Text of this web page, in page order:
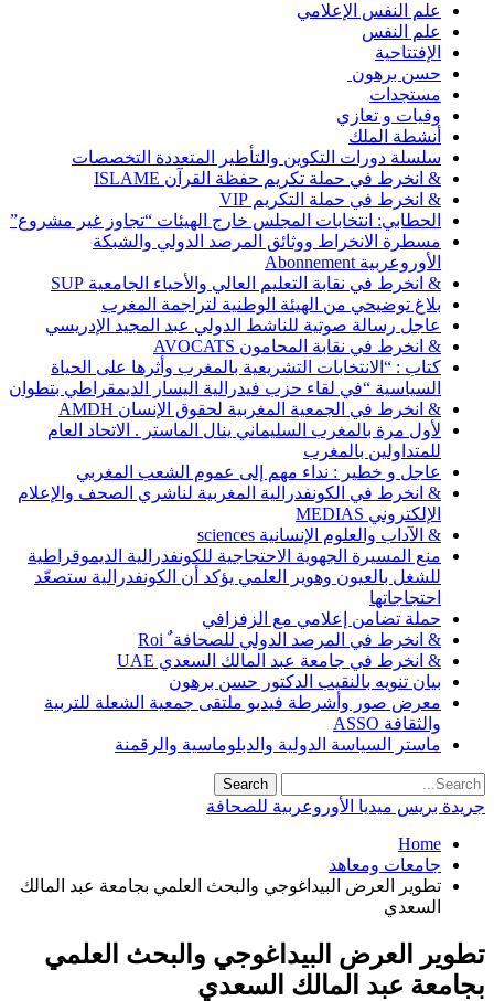
علم النفس الإعلامي
علم النفس
الإفتتاحية
حسن برهون
مستجدات
وفيات و تعازي
أنشطة الملك
سلسلة دورات التكوين والتأطير المتعددة التخصصات
& انخرط في حملة تكريم حفظة القرآن ISLAME
& انخرط في حملة التكريم VIP
الحطابي: انتخابات المجلس خارج الهيئات “تجاوز غير مشروع”
مسطرة الانخراط ووثائق المرصد الدولي والشبكة
الأوروعربية Abonnement
& انخرط في نقابة التعليم العالي والأحياء الجامعية SUP
بلاغ توضيحي من الهيئة الوطنية لتراجمة المغرب
عاجل رسالة صوتية للناشط الدولي عبد المجيد الإدريسي
& انخرط في نقابة المحامون AVOCATS
كتاب : “الانتخابات التشريعية بالمغرب وأثرها على الحياة
السياسية “في لقاء حزب فيدرالية اليسار الديمقراطي بتطوان
& انخرط في الجمعية المغربية لحقوق الإنسان AMDH
لأول مرة بالمغرب السليماني ينال الماستر . الاتحاد العام
للمتداولين بالمغرب
عاجل و خطير : نداء مهم إلى عموم الشعب المغربي
& انخرط في الكونفدرالية المغربية لناشري الصحف والإعلام
الإلكتروني MEDIAS
& الآداب والعلوم الإنسانية sciences
منع المسيرة الجهوية الاحتجاجية للكونفدرالية الديموقراطية
للشغل بالعيون وهوير العلمي يؤكد أن الكونفدرالية ستصعّد
احتجاجاتها
حملة تضامن إعلامي مع الزفزافي
& انخرط في المرصد الدولي للصحافة ٌ Roi
& انخرط في جامعة عبد المالك السعدي UAE
بيان تنويه بالنقيب الدكتور حسن برهون
معرض صور وأشرطة فيديو ملتقى جمعية الشعلة للتربية
والثقافة ASSO
ماستر السياسة الدولية والدبلوماسية والرقمنة
جريدة بريس ميديا الأوروعربية للصحافة
Home
جامعات ومعاهد
تطوير العرض البيداغوجي والبحث العلمي بجامعة عبد المالك
السعدي
تطوير العرض البيداغوجي والبحث العلمي
بجامعة عبد المالك السعدي